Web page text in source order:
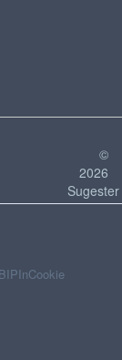
©
2026
Sugester
InCookie